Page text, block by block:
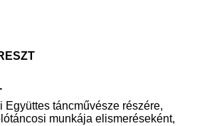
Együttes táncművésze részére,
munkája elismeréseként,